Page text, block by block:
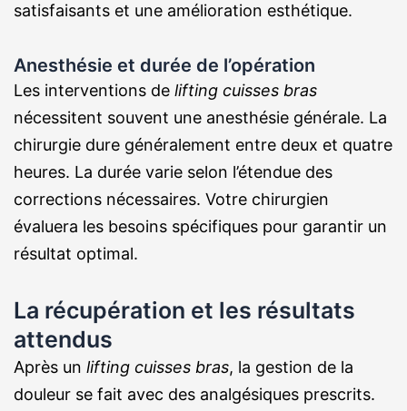
satisfaisants et une amélioration esthétique.
Anesthésie et durée de l’opération
Les interventions de lifting cuisses bras
nécessitent souvent une anesthésie générale. La
chirurgie dure généralement entre deux et quatre
heures. La durée varie selon l’étendue des
corrections nécessaires. Votre chirurgien
évaluera les besoins spécifiques pour garantir un
résultat optimal.
La récupération et les résultats
attendus
Après un lifting cuisses bras, la gestion de la
douleur se fait avec des analgésiques prescrits.